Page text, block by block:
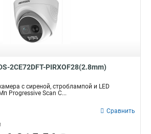
2CE72DFT-PIRXOF28(2.8mm)
с сиреной, строблампой и LED
Progressive Scan C...
Сравнить